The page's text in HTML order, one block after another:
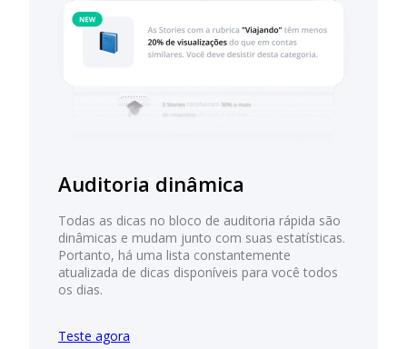
Auditoria dinâmica
Todas as dicas no bloco de auditoria rápida são
dinâmicas e mudam junto com suas estatísticas.
Portanto, há uma lista constantemente
atualizada de dicas disponíveis para você todos
os dias.
Teste agora